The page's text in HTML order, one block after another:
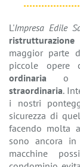
L'Impresa Edile
ristrutturazione
maggior parte
piccole opere
ordinaria o
straordinaria.
i nostri
sicurezza di
facendo molta
sono ancora in
macchine